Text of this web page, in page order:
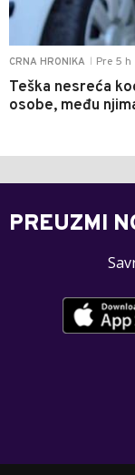
CRNA HRONIKA Pre 5 h
Teška nesreća
osobe, među
PREUZMI